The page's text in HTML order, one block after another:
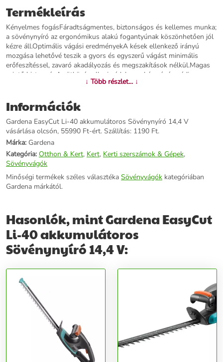
Termékleírás
Kényelmes fogásFáradtságmentes, biztonságos és kellemes munka;
a sövénynyíró az ergonómikus alakú fogantyúnak köszönhetően jól
kézre áll.Optimális vágási eredményekA kések ellenkező irányú
mozgása lehetővé teszik a gyors és egyszerű vágást minimális
erőfeszítéssel, zavaró akadályozás és megszakítások nélkül.Magas
szintű biztonságAz ütközés elleni védelem a kés végén védi a
pengét, a talajhoz közeli vagy a ház és a kert falai közötti
ion akkumulátor erőteljes, kevés karbantartást igényel és
rugalmasan újratölthető. Könnyített, akkumulátoros sövénnyíró kis
sövények egyszerű formázásáhozA praktikus és könnyű EasyCut Li
akkumulátoros sövénynyíró különösen alkalmas kis és közepes
sövények nyírásához. A kompakt kialakítás jó egyensúlyt biztosít. A
sövénynyíró optimális irányításáról az ergonomikus markolat
gondoskodik. Az optimalizált késgeometria biztosítja a gallyak és
vékony ágak hatékony, gyors és roncsolásmentes vágását.
Beépített, könnyen karbantartható lítium-ion akkumulátorral. Az
akkumulátor bármikor, memóriahatás nélkül gyorsan újratölthető.
További információk>>
↓ Több részlet... ↓
Információk
Gardena EasyCut Li-40 akkumulátoros Sövénynyíró 14,4 V
vásárlása olcsón, 55990 Ft-ért. Szállítás: 1190 Ft.
Márka: Gardena
Kategória: Otthon & Kert, Kert, Kerti szerszámok & Gépek,
Sövényvágók
Minőségi termékek széles választéka Sövényvágók kategóriában
Gardena márkától.
Hasonlók, mint Gardena EasyCut
Li-40 akkumulátoros
Sövénynyíró 14,4 V: